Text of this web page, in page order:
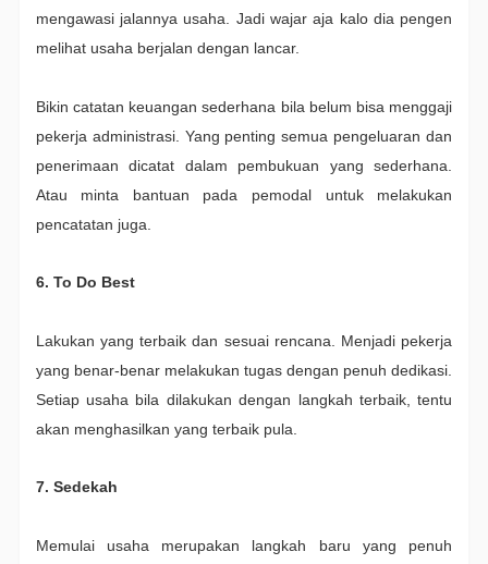
mengawasi jalannya usaha. Jadi wajar aja kalo dia pengen
melihat usaha berjalan dengan lancar.
Bikin catatan keuangan sederhana bila belum bisa menggaji
pekerja administrasi. Yang penting semua pengeluaran dan
penerimaan dicatat dalam pembukuan yang sederhana.
Atau minta bantuan pada pemodal untuk melakukan
pencatatan juga.
6. To Do Best
Lakukan yang terbaik dan sesuai rencana. Menjadi pekerja
yang benar-benar melakukan tugas dengan penuh dedikasi.
Setiap usaha bila dilakukan dengan langkah terbaik, tentu
akan menghasilkan yang terbaik pula.
7. Sedekah
Memulai usaha merupakan langkah baru yang penuh